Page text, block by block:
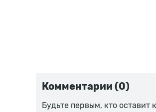
Комментарии (0)
Будьте первым, кто